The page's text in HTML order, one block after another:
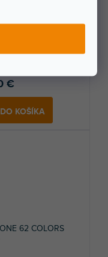
€
DO KOŠÍKA
skin pre Allen &
pult a dodá mu...
62 COLORS